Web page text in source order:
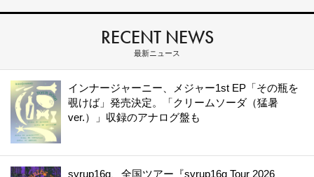
RECENT NEWS
最新ニュース
インナージャーニー、メジャー1st EP「その瓶を
覗けば」発売決定。「クリームソーダ（猛暑
ver.）」収録のアナログ盤も
syrup16g、全国ツアー『syrup16g Tour 2026